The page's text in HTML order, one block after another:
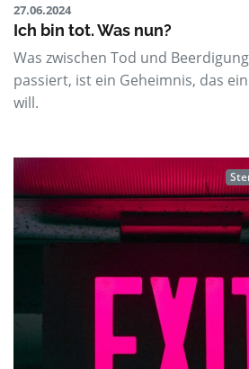
27.06.2024
Ich bin tot. Was nun?
Was zwischen Tod und
passiert, ist ein Geheimnis, das
will.